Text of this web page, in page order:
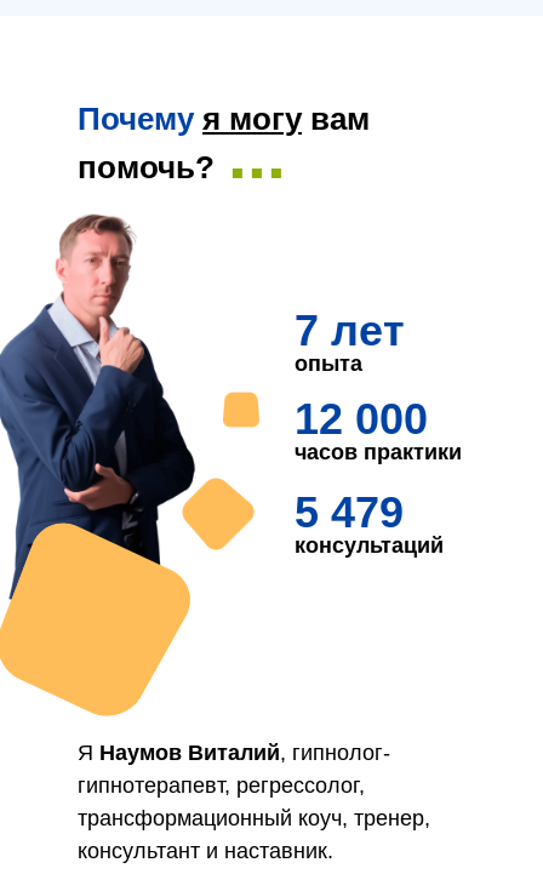
Почему я могувам
помочь? ...
Я Наумов Виталий, гипнолог-
гипнотерапевт, регрессолог,
трансформационный коуч, тренер,
консультант и наставник.
12 000
7 лет
5 479
часов практики
опыта
консультаций